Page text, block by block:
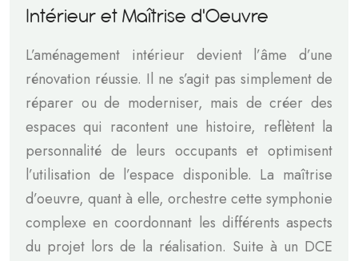
Intérieur et Maîtrise d'Oeuvre
L’aménagement intérieur devient l’âme d’une
rénovation réussie. Il ne s’agit pas simplement de
réparer ou de moderniser, mais de créer des
espaces qui racontent une histoire, reflètent la
personnalité de leurs occupants et optimisent
l’utilisation de l’espace disponible. La maîtrise
d’oeuvre, quant à elle, orchestre cette symphonie
complexe en coordonnant les différents aspects
du projet lors de la réalisation. Suite à un DCE